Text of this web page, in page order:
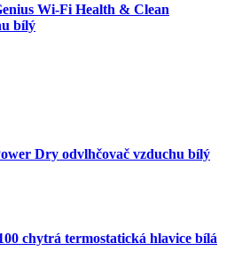
Wi-Fi Health & Clean
bílý
Dry odvlhčovač vzduchu bílý
chytrá termostatická hlavice bílá